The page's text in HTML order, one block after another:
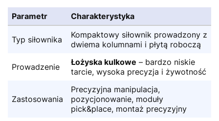
Parametr Charakterystyka
Typ siłownika
Kompaktowy siłownik prowadzony z
dwiema kolumnami i płytą roboczą
Prowadzenie Łożyska kulkowe – bardzo niskie
tarcie, wysoka precyzja i żywotność
Zastosowania
Precyzyjna manipulacja,
pozycjonowanie, moduły
pick&place, montaż precyzyjny